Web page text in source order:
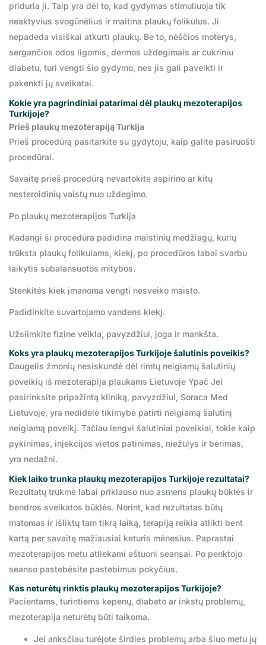
priduria ji. Taip yra dėl to, kad gydymas stimuliuoja tik
neaktyvius svogūnėlius ir maitina plaukų folikulus. Ji
nepadeda visiškai atkurti plaukų. Be to, nėščios moterys,
sergančios odos ligomis, dermos uždegimais ar cukriniu
diabetu, turi vengti šio gydymo, nes jis gali paveikti ir
pakenkti jų sveikatai.
Kokie yra pagrindiniai patarimai dėl plaukų mezoterapijos
Turkijoje?
Prieš plaukų mezoterapiją Turkija
Prieš procedūrą pasitarkite su gydytoju, kaip galite pasiruošti
procedūrai.
Savaitę prieš procedūrą nevartokite aspirino ar kitų
nesteroidinių vaistų nuo uždegimo.
Po plaukų mezoterapijos Turkija
Kadangi ši procedūra padidina maistinių medžiagų, kurių
trūksta plaukų folikulams, kiekį, po procedūros labai svarbu
laikytis subalansuotos mitybos.
Stenkitės kiek įmanoma vengti nesveiko maisto.
Padidinkite suvartojamo vandens kiekį.
Užsiimkite fizine veikla, pavyzdžiui, joga ir mankšta.
Koks yra plaukų mezoterapijos Turkijoje šalutinis poveikis?
Daugelis žmonių nesiskundė dėl rimtų neigiamų šalutinių
poveikių iš mezoterapija plaukams Lietuvoje Ypač Jei
pasirinksite pripažintą kliniką, pavyzdžiui, Soraca Med
Lietuvoje, yra nedidelė tikimybė patirti neigiamą šalutinį
neigiamą poveikį. Tačiau lengvi šalutiniai poveikiai, tokie kaip
pykinimas, injekcijos vietos patinimas, niežulys ir bėrimas,
yra nedažni.
Kiek laiko trunkaplaukų mezoterapijos Turkijojerezultatai?
Rezultatų trukmė labai priklauso nuo asmens plaukų būklės ir
bendros sveikatos būklės. Norint, kad rezultatas būtų
matomas ir išliktų tam tikrą laiką, terapiją reikia atlikti bent
kartą per savaitę mažiausiai keturis mėnesius. Paprastai
mezoterapijos metu atliekami aštuoni seansai. Po penktojo
seanso pastebėsite pastebimus pokyčius.
Kas neturėtų rinktisplaukų mezoterapijos Turkijoje?
Pacientams, turintiems kepenų, diabeto ar inkstų problemų,
mezoterapija neturėtų būti taikoma.
Jei anksčiau turėjote širdies problemų arba šiuo metu jų